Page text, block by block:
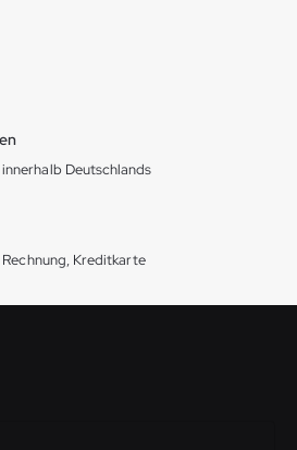
Deutschlands
Rechnung, Kreditkarte